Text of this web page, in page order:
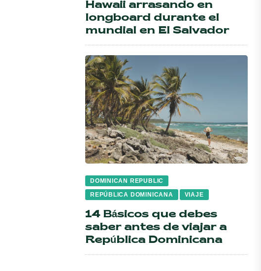
Hawaii arrasando en
longboard durante el
mundial en El Salvador
DOMINICAN REPUBLIC
REPÚBLICA DOMINICANA
VIAJE
14 Básicos que debes
saber antes de viajar a
República Dominicana